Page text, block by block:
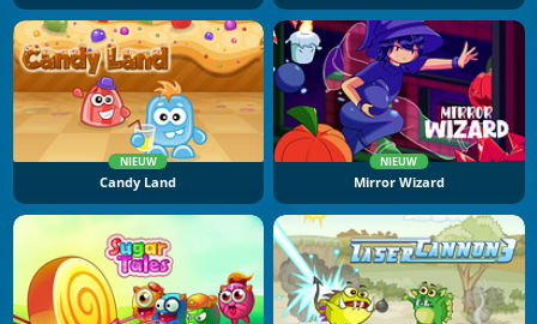
NIEUW
Candy Land
NIEUW
Mirror Wizard